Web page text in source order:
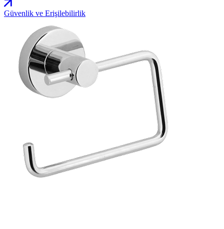
Güvenlik ve Erişilebilirlik